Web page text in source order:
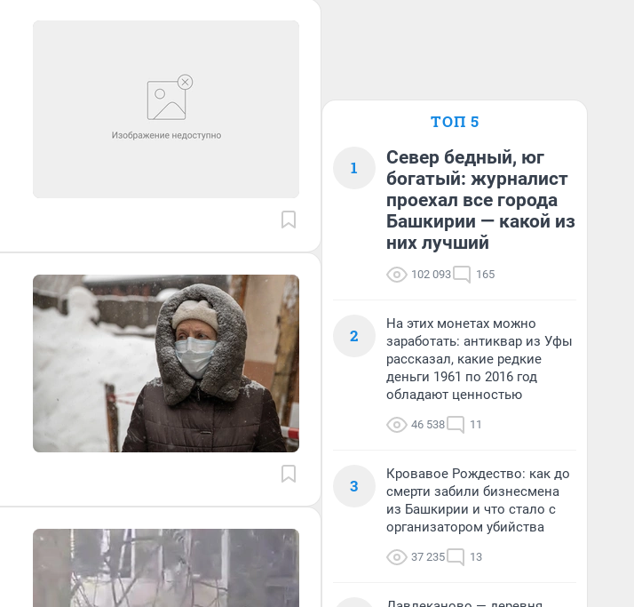
ТОП 5
1
Север бедный, юг
богатый: журналист
проехал все города
Башкирии — какой из
них лучший
102 093 165
2
На этих монетах можно
заработать: антиквар из Уфы
рассказал, какие редкие
деньги 1961 по 2016 год
обладают ценностью
46 538 11
3
Кровавое Рождество: как до
смерти забили бизнесмена
из Башкирии и что стало с
организатором убийства
37 235 13